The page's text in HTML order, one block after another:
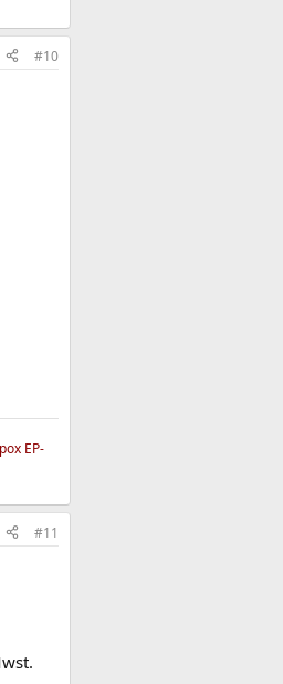
#10
EP-
#11